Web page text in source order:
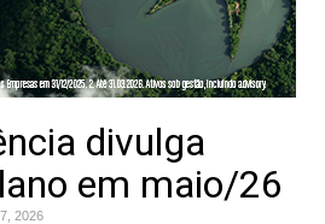
divulga
em maio/26
2026